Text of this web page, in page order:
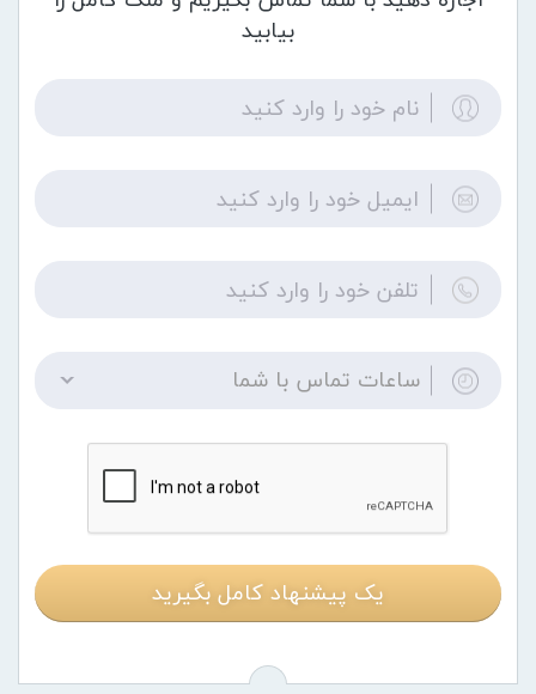
بیابید
ساعات تماس با شما
یک پیشنهاد کامل بگیرید